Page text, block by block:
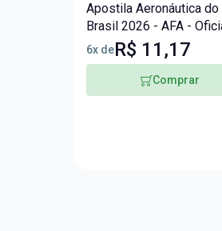
Apostila Aeronáutica do
Brasil 2026 - AFA -
Aviadores, Intendente e
Infantaria
6x deR$ 11,17
Comprar